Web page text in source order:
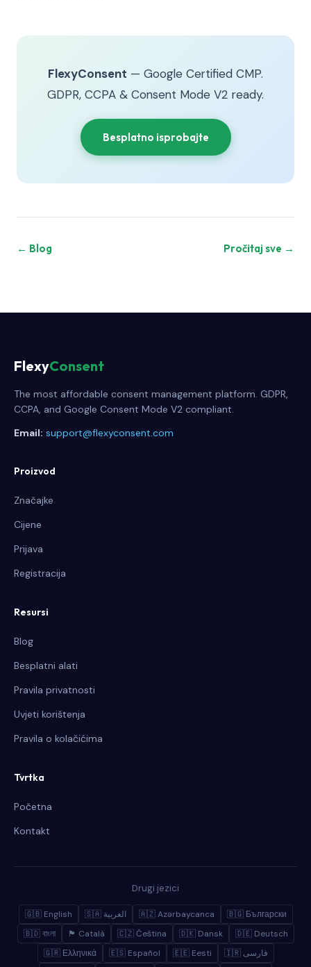
FlexyConsent — Google Certified CMP.
GDPR, CCPA & Consent Mode V2 ready.
Besplatno isprobajte
← Blog Pročitaj sve →
FlexyConsent
The most affordable consent management platform. GDPR,
CCPA, and Google Consent Mode V2 compliant.
Email: support@flexyconsent.com
Proizvod
Značajke
Cijene
Prijava
Registracija
Resursi
Blog
Besplatni alati
Pravila privatnosti
Uvjeti korištenja
Pravila o kolačićima
Tvrtka
Početna
Kontakt
Drugi jezici
🇬🇧 English 🇸🇦 العربية 🇦🇿 Azərbaycanca
🇧🇬 Български
🇧🇩 বাংলা
🏴 Català 🇨🇿 Čeština 🇩🇰 Dansk
🇩🇪 Deutsch
🇬🇷 Ελληνικά
🇪🇸 Español 🇪🇪 Eesti 🇮🇷 فارسی